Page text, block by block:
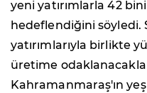
yeni yatırımlarla 42
hedeflendiğini söyledi.
yatırımlarıyla birlikte
üretime
Kahramanmaraş'ın